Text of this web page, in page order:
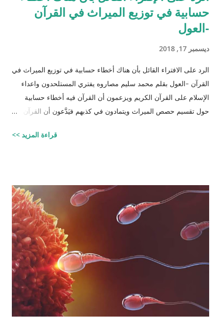
حسابية في توزيع الميراث في القرآن
-العول
ديسمبر 17, 2018
الرد على الافتراء القائل بأن هناك أخطاء حسابية في توزيع الميراث في
القرآن -العول بقلم محمد سليم مصاروه يفتري المستلحدون واعداء
الإسلام على القرآن الكريم ويزعمون أن القرآن فيه أخطاء حسابية
حول تقسيم حصص الميراث ويتمادون في كذبهم فيَدَّعون أن القرآن من
الحصص وذلك لأنه في حالات مُعَيَّنة يكون مجموع حصص الورثة أكثر
القرآن الكريم مقدار حصص الوارثين المحتمل وجودهم على الغالب
أثناء تقسيم الميراث، فمثلاً ترث الأخت نصف مقدار الأخ الشقيق ولكن
هناك الكثير من الاحتمالات لوجود عدة أنواع من الورثة في نفس الوقت
مثل (أخ، أخت، عّم، جد حفيد وكذا) وبطبيعة الحال ليس من المعقول
افتراض تفصيل آيات القرآن الكريم لكل الحالات التي فيها تراكيب
مختلفة من الوارثين، وإلِّا لصار القرآن مُجَلَّدات من الحسابات
قراءة المزيد >>